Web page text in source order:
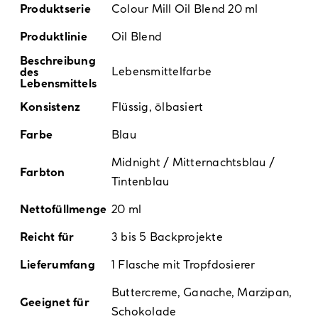
Produktserie
Colour Mill Oil Blend 20 ml
Produktlinie
Oil Blend
Beschreibung
des
Lebensmittels
Lebensmittelfarbe
Konsistenz
Flüssig, ölbasiert
Farbe
Blau
Farbton
Midnight / Mitternachtsblau /
Tintenblau
Nettofüllmenge 20 ml
Reicht für
3 bis 5 Backprojekte
Lieferumfang
1 Flasche mit Tropfdosierer
Geeignet für
Buttercreme, Ganache, Marzipan,
Schokolade